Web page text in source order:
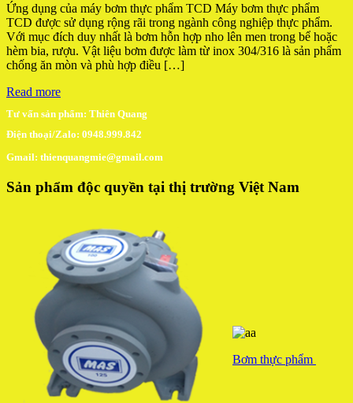
Ứng dụng của máy bơm thực phẩm TCD Máy bơm thực phẩm
TCD được sử dụng rộng rãi trong ngành công nghiệp thực phẩm.
Với mục đích duy nhất là bơm hỗn hợp nho lên men trong bể hoặc
hèm bia, rượu. Vật liệu bơm được làm từ inox 304/316 là sản phẩm
chống ăn mòn và phù hợp điều […]
Read more
Tư vấn sản phẩm: Thiên Quang
Điện thoại/Zalo: 0948.999.842
Gmail: thienquangmie@gmail.com
Sản phẩm độc quyền tại thị trường Việt Nam
Bơm thực phẩm